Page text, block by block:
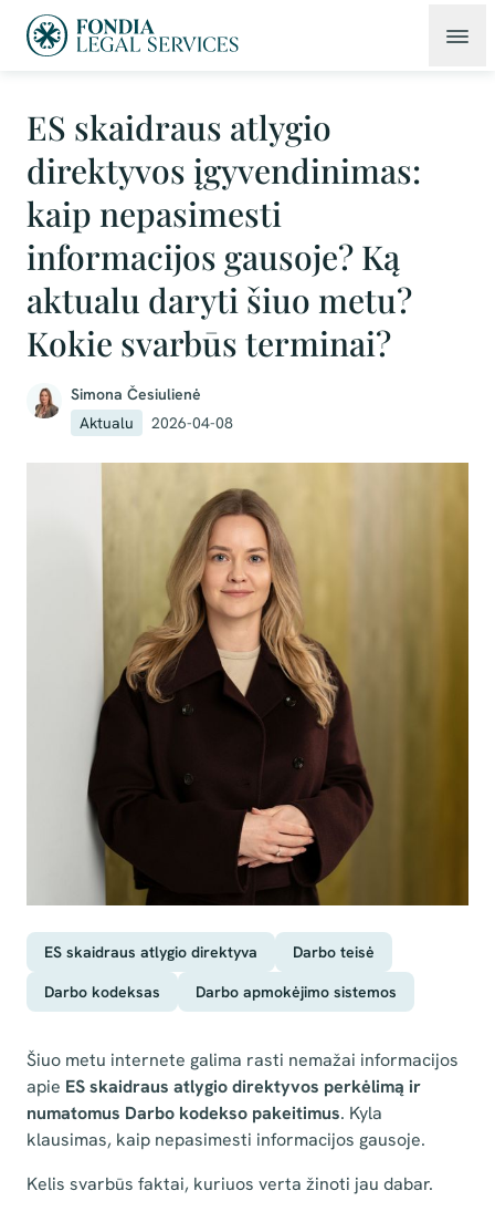
ES skaidraus atlygio
direktyvos įgyvendinimas:
kaip nepasimesti
informacijos gausoje? Ką
aktualu daryti šiuo metu?
Kokie svarbūs terminai?
Simona Česiulienė
Aktualu
2026-04-08
ES skaidraus atlygio direktyva
Darbo teisė
Darbo kodeksas
Darbo apmokėjimo sistemos
Šiuo metu internete galima rasti nemažai informacijos
apie ES skaidraus atlygio direktyvos perkėlimą ir
numatomus Darbo kodekso pakeitimus. Kyla
klausimas, kaip nepasimesti informacijos gausoje.
Kelis svarbūs faktai, kuriuos verta žinoti jau dabar.